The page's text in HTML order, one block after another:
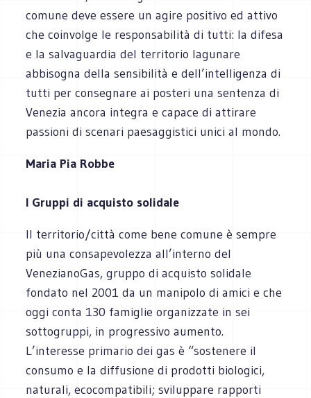
comune deve essere un agire positivo ed attivo
che coinvolge le responsabilità di tutti: la difesa
e la salvaguardia del territorio lagunare
abbisogna della sensibilità e dell’intelligenza di
tutti per consegnare ai posteri una sentenza di
Venezia ancora integra e capace di attirare
passioni di scenari paesaggistici unici al mondo.
Maria Pia Robbe
I Gruppi di acquisto solidale
Il territorio/città come bene comune è sempre
più una consapevolezza all’interno del
VenezianoGas, gruppo di acquisto solidale
fondato nel 2001 da un manipolo di amici e che
oggi conta 130 famiglie organizzate in sei
sottogruppi, in progressivo aumento.
L’interesse primario dei gas è “sostenere il
consumo e la diffusione di prodotti biologici,
naturali, ecocompatibili; sviluppare rapporti